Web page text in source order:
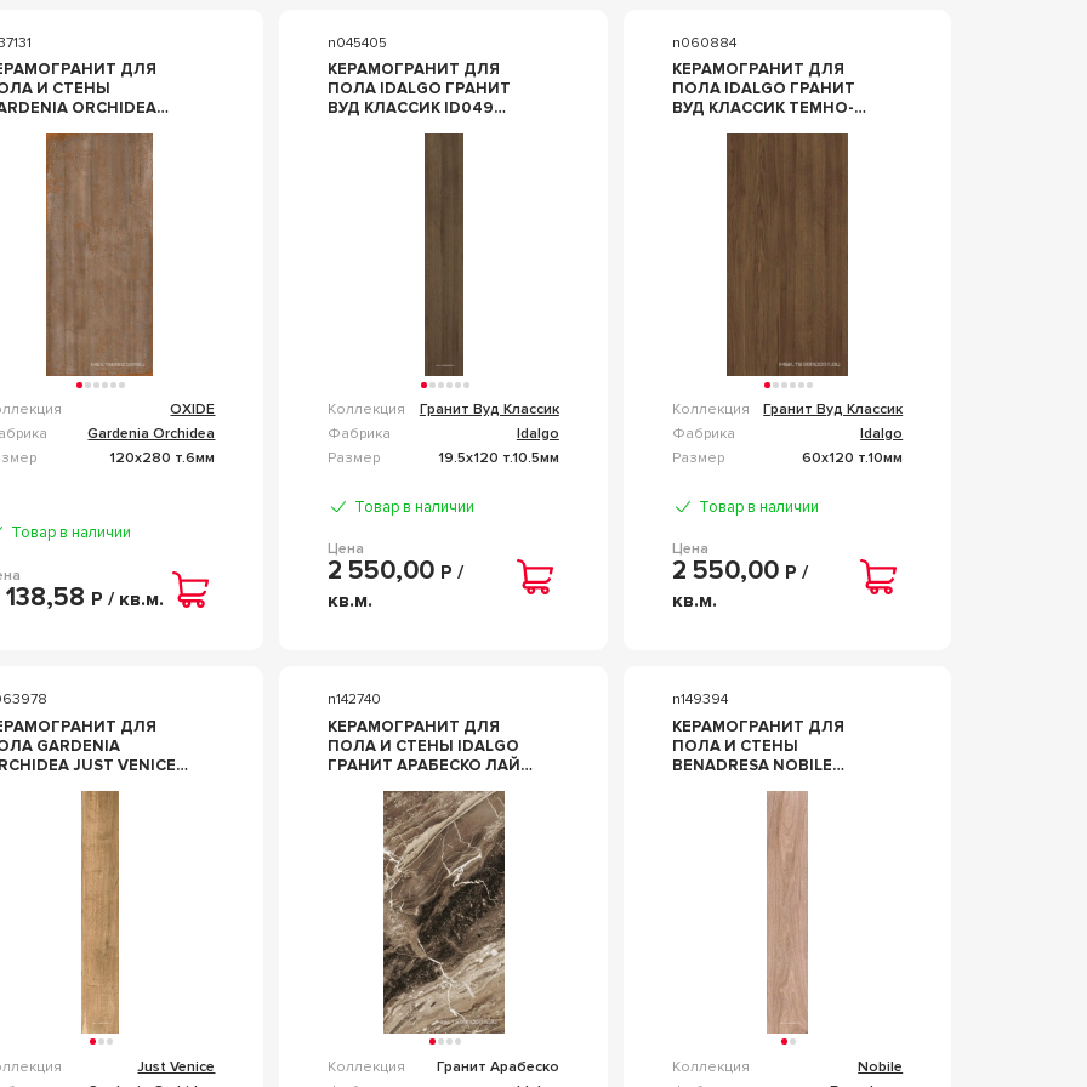
ДЛЯ
И СТЕНЫ
ORCHIDEA
69304
OXIDE
Gardenia Orchidea
120x280 т.6мм
Товар в наличии
138,58 Р / кв.м.
n045405
КЕРАМОГРАНИТ ДЛЯ
ПОЛА IDALGO ГРАНИТ
ВУД КЛАССИК ID049
Коллекция
Гранит Вуд Классик
Фабрика
Idalgo
Размер
19.5x120 т.10.5мм
Товар в наличии
Цена
2 550,00 Р /
кв.м.
n060884
КЕРАМОГРАНИТ ДЛЯ
ПОЛА IDALGO ГРАНИТ
ВУД КЛАССИК ТЕМНО-
Коллекция
Гранит Вуд Классик
Фабрика
Idalgo
Размер
60x120 т.10мм
Товар в наличии
Цена
2 550,00 Р /
кв.м.
ДЛЯ
GARDENIA
JUST VENICE
КОРИЧНЕВЫЙ
Just Venice
n142740
КЕРАМОГРАНИТ ДЛЯ
ПОЛА И СТЕНЫ IDALGO
ГРАНИТ АРАБЕСКО ЛАЙТ
ID9084B093LLR
Коллекция
Гранит Арабеско
n149394
КЕРАМОГРАНИТ ДЛЯ
ПОЛА И СТЕНЫ
BENADRESA NOBILE
Коллекция
Nobile